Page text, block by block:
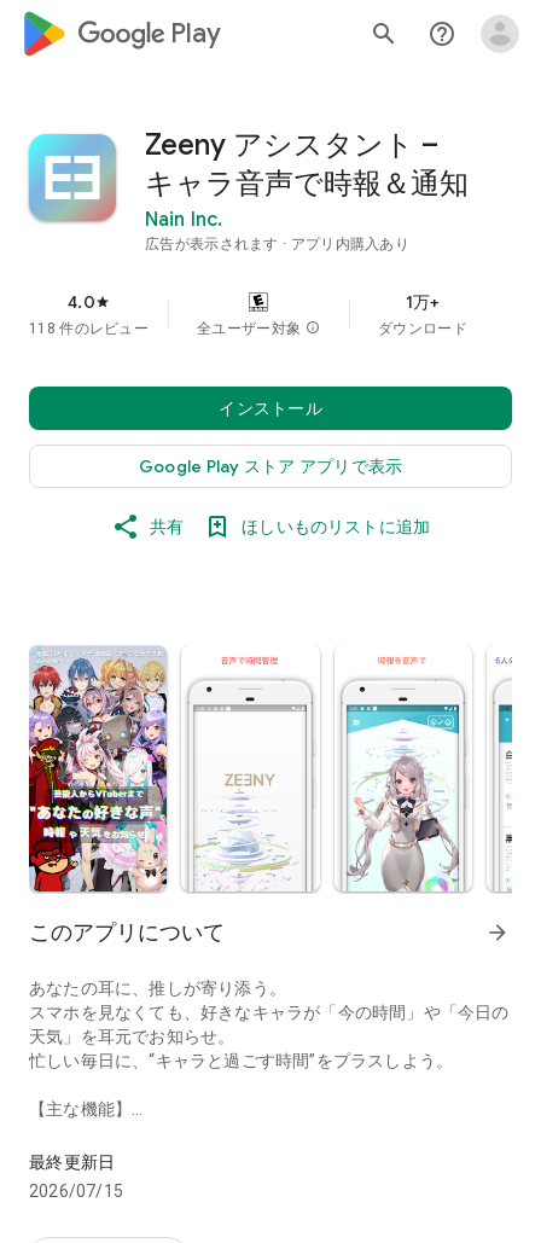
google_logo Play search help_outline
Zeeny アシスタント –
キャラ音声で時報＆通知
Nain Inc.
広告が表示されます アプリ内購入あり
4.0star
118 件のレビュー 全ユーザー対象 info
1万+
ダウンロード
インストール
Google Play ストア アプリで表示
共有 ほしいものリストに追加
このアプリについて arrow_forward
あなたの耳に、推しが寄り添う。
スマホを見なくても、好きなキャラが「今の時間」や「今日の
天気」を耳元でお知らせ。
忙しい毎日に、“キャラと過ごす時間”をプラスしよう。
【主な機能】
■ 時報・予定をキャラ音声でお知らせ
・定時アシスト：毎正時に時刻を読み上げ
最終更新日
2026/07/15